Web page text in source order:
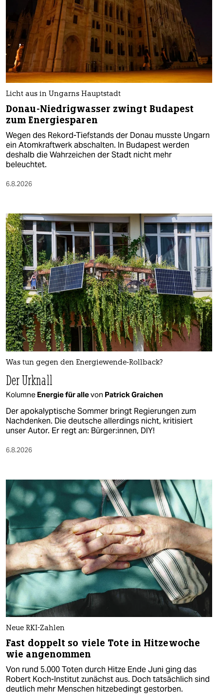
Licht aus in Ungarns Hauptstadt
Donau-Niedrigwasser zwingt Budapest
zum Energiesparen
Wegen des Rekord-Tiefstands der Donau musste Ungarn
ein Atomkraftwerk abschalten. In Budapest werden
deshalb die Wahrzeichen der Stadt nicht mehr
beleuchtet.
6.8.2026
Was tun gegen den Energiewende-Rollback?
Der Urknall
Kolumne Energie für allevon Patrick Graichen
Der apokalyptische Sommer bringt Regierungen zum
Nachdenken. Die deutsche allerdings nicht, kritisiert
unser Autor. Er regt an: Bürger:innen, DIY!
6.8.2026
Neue RKI-Zahlen
Fast doppelt so viele Tote in Hitzewoche
wie angenommen
Von rund 5.000 Toten durch Hitze Ende Juni ging das
Robert Koch-Institut zunächst aus. Doch tatsächlich sind
deutlich mehr Menschen hitzebedingt gestorben.